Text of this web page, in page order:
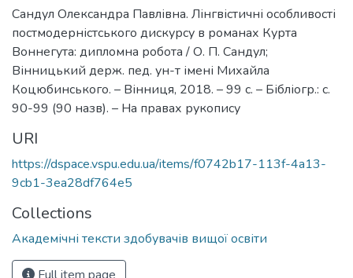
Сандул Олександра Павлівна. Лінгвістичні особливості
постмодерністського дискурсу в романах Курта
Воннегута: дипломна робота / О. П. Сандул;
Вінницький держ. пед. ун-т імені Михайла
Коцюбинського. – Вінниця, 2018. – 99 с. – Бібліогр.: с.
90-99 (90 назв). – На правах рукопису
URI
https://dspace.vspu.edu.ua/items/f0742b17-113f-4a13-
9cb1-3ea28df764e5
Collections
Академічні тексти здобувачів вищої освіти